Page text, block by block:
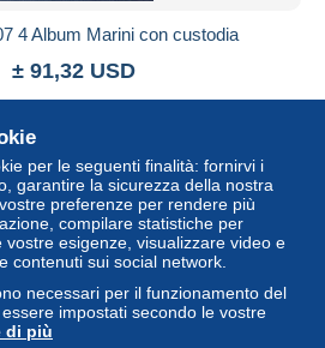
4 Album Marini con custodia
± 91,32 USD
per le seguenti finalità: fornirvi i
garantire la sicurezza della nostra
preferenze per rendere più
compilare statistiche per
esigenze, visualizzare video e
contenuti sui social network.
necessari per il funzionamento del
impostati secondo le vostre
di più